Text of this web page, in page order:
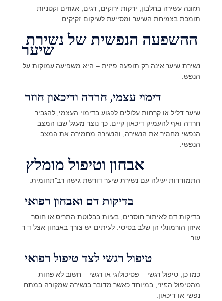
תזונה עשירה בחלבון, ירקות ירוקים, דגים, אגוזים וקטניות
תומכת בצמיחת השיער ומסייעת לשיקום זקיקים.
שיער
נשירת שיער אינה רק תופעה פיזית – היא משפיעה עמוקות על
הנפש.
דימוי עצמי, חרדה ודיכאון חוזר
שיער דליל או קרחות עלולים לפגוע בדימוי העצמי, להגביר
חרדה ואף להעמיק דיכאון קיים. כך נוצר מעגל שבו המצב
הנפשי מחמיר את הנשירה, והנשירה מחמירה את המצב
הנפשי.
אבחון וטיפול מומלץ
התמודדות יעילה עם נשירת שיער דורשת גישה רב־תחומית.
בדיקות דם ואבחון רפואי
בדיקות דם לאיתור חוסרים, בעיות בבלוטת התריס או חוסר
איזון הורמונלי הן שלב בסיסי. לעיתים יש צורך באבחון אצל ד ר
עור.
טיפול רגשי לצד טיפול רפואי
כמו כן, טיפול רגשי – פסיכולוגי או רגשי – חשוב לא פחות
מהטיפול הפיזי, במיוחד כאשר מדובר בנשירה שמקורה במתח
נפשי או דיכאון.